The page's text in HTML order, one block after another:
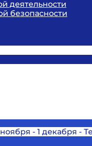
деятельности
безопасности
- 1 декабря -